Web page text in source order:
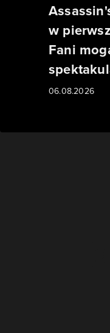
w
Fani
06.08.2026